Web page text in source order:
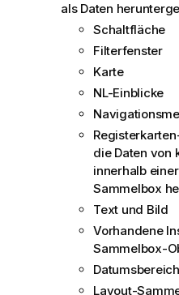
als Daten
Schaltfläche
Filterfenster
Karte
NL-Einblicke
die Daten von
innerhalb
Sammelbox
Text und Bild
Vorhandene
Sammelbox-
Layout-